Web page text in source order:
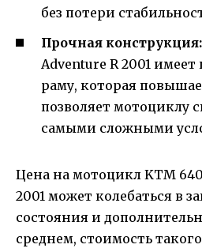
без потери
Прочная конструкция:
Adventure R 2001
раму, которая
позволяет мотоциклу
самыми сложными
Цена на мотоцикл KTM
2001 может колебаться в
состояния и
среднем, стоимость